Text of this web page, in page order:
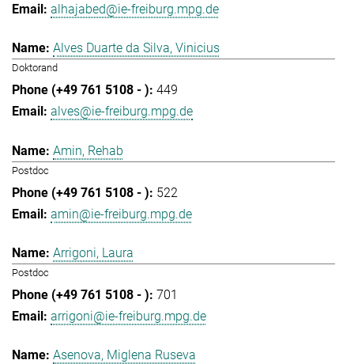
alhajabed@ie-freiburg.mpg.de
Alves Duarte da Silva, Vinicius
Doktorand
449
alves@ie-freiburg.mpg.de
Amin, Rehab
Postdoc
522
amin@ie-freiburg.mpg.de
Arrigoni, Laura
Postdoc
701
arrigoni@ie-freiburg.mpg.de
Asenova, Miglena Ruseva